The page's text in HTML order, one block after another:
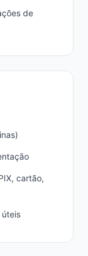
de
cartão,
úteis